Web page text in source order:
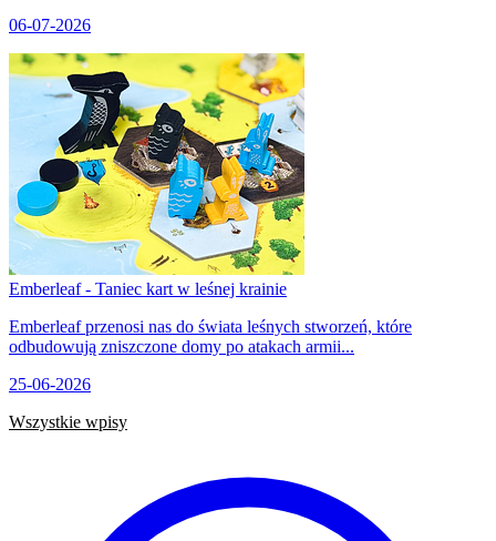
06-07-2026
Emberleaf - Taniec kart w leśnej krainie
Emberleaf przenosi nas do świata leśnych stworzeń, które
odbudowują zniszczone domy po atakach armii...
25-06-2026
Wszystkie wpisy